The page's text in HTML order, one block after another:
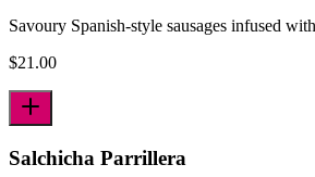
Savoury Spanish-style sausages infused
$21.00
Salchicha Parrillera